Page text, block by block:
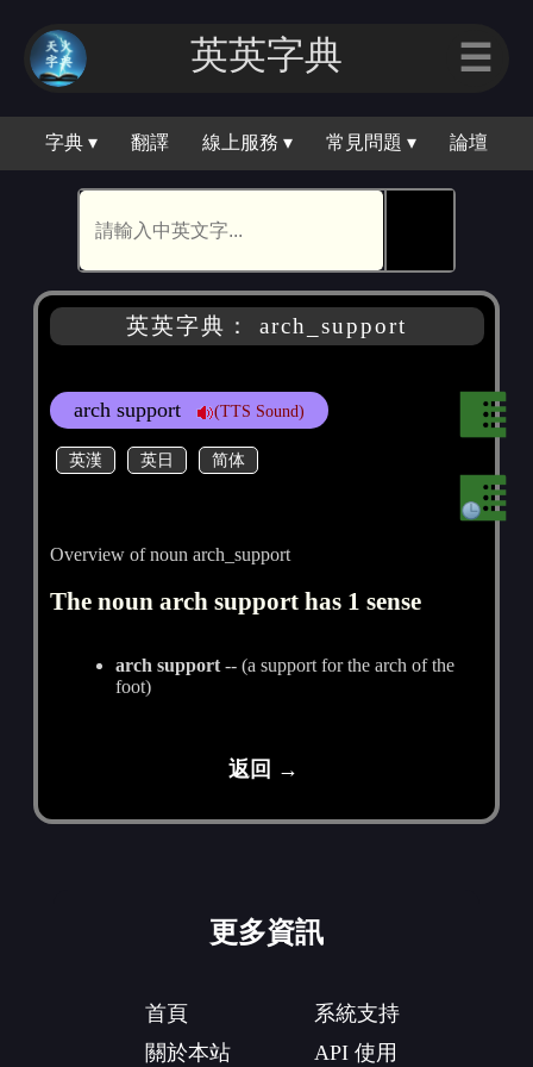
英英字典 ☰
字典 ▾ 翻譯 線上服務 ▾ 常見問題 ▾ 論壇
英英字典： arch_support
arch support (TTS Sound)
英漢 英日 简体
Overview of noun arch_support
The noun arch support has 1 sense
arch support -- (a support for the arch of the
foot)
返回 →
更多資訊
首頁
關於本站
系統支持
API 使用